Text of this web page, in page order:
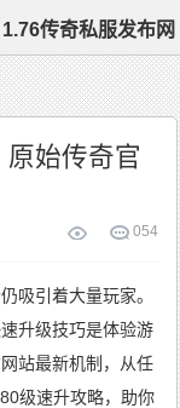
1.76传奇私服发布网
始传奇官
54
0
吸引着大量玩家。
升级技巧是体验游
站最新机制，从任
级速升攻略，助你